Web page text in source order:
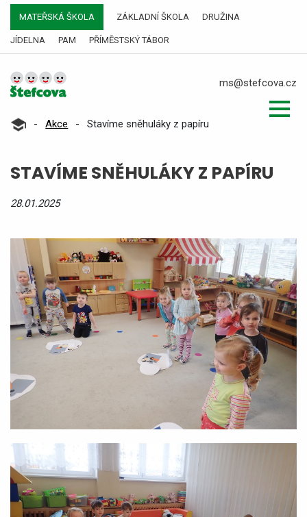
MATEŘSKÁ ŠKOLA ZÁKLADNÍ ŠKOLA DRUŽINA
JÍDELNA PAM PŘÍMĚSTSKÝ TÁBOR
ms@stefcova.cz
- Akce - Stavíme sněhuláky z papíru
STAVÍME SNĚHULÁKY Z PAPÍRU
28.01.2025